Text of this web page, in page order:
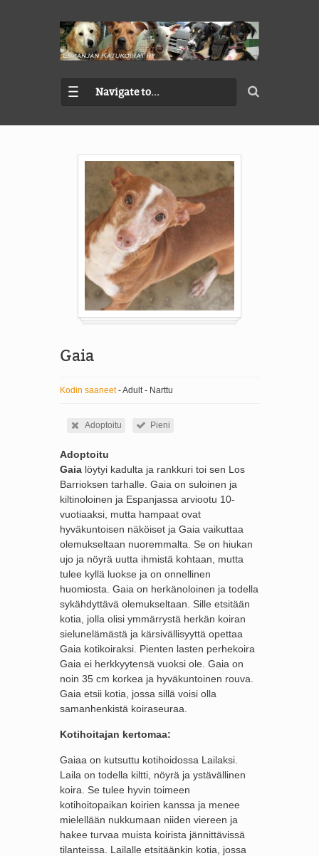
Navigate to...
Gaia
Kodin saaneet- Adult - Narttu
Adoptoitu Pieni
Adoptoitu
Gaia löytyi kadulta ja rankkuri toi sen Los
Barrioksen tarhalle. Gaia on suloinen ja
kiltinoloinen ja Espanjassa arviootu 10-
vuotiaaksi, mutta hampaat ovat
hyväkuntoisen näköiset ja Gaia vaikuttaa
olemukseltaan nuoremmalta. Se on hiukan
ujo ja nöyrä uutta ihmistä kohtaan, mutta
tulee kyllä luokse ja on onnellinen
huomiosta. Gaia on herkänoloinen ja todella
sykähdyttävä olemukseltaan. Sille etsitään
kotia, jolla olisi ymmärrystä herkän koiran
sielunelämästä ja kärsivällisyyttä opettaa
Gaia kotikoiraksi. Pienten lasten perhekoira
Gaia ei herkkyytensä vuoksi ole. Gaia on
noin 35 cm korkea ja hyväkuntoinen rouva.
Gaia etsii kotia, jossa sillä voisi olla
samanhenkistä koiraseuraa.
Kotihoitajan kertomaa:
Gaiaa on kutsuttu kotihoidossa Lailaksi.
Laila on todella kiltti, nöyrä ja ystävällinen
koira. Se tulee hyvin toimeen
kotihoitopaikan koirien kanssa ja menee
mielellään nukkumaan niiden viereen ja
hakee turvaa muista koirista jännittävissä
tilanteissa. Lailalle etsitäänkin kotia, jossa